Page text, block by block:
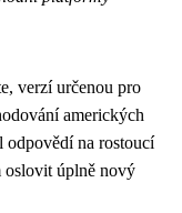
verzí určenou pro
amerických
na rostoucí
oslovit úplně nový